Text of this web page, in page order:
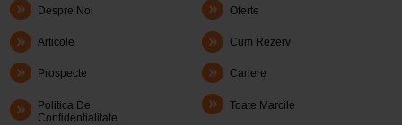
Despre Noi Oferte
Articole Cum Rezerv
Prospecte Cariere
Politica De
Confidentialitate
Toate Marcile